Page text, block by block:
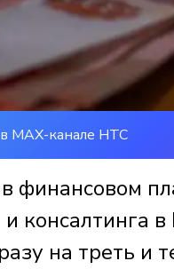
MAX-канале НТС
финансовом
консалтинга
на треть и